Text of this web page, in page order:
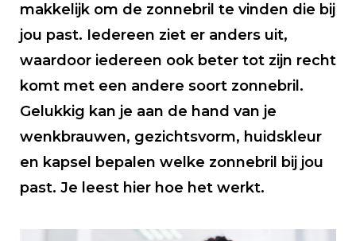
makkelijk om de zonnebril te vinden die bij
jou past. Iedereen ziet er anders uit,
waardoor iedereen ook beter tot zijn recht
komt met een andere soort zonnebril.
Gelukkig kan je aan de hand van je
wenkbrauwen, gezichtsvorm, huidskleur
en kapsel bepalen welke zonnebril bij jou
past. Je leest hier hoe het werkt.